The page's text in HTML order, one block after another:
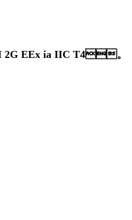
II 2G EEx ia IIC T4。